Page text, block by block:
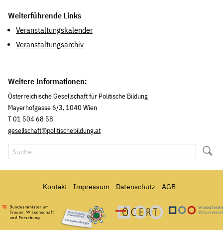
Weiterführende Links
Veranstaltungskalender
Veranstaltungsarchiv
Weitere Informationen:
Österreichische Gesellschaft für Politische Bildung
Mayerhofgasse 6/3, 1040 Wien
T 01 504 68 58
gesellschaft@politischebildung.at
Kontakt Impressum Datenschutz AGB
Bundesministerium für Frauen, Wissenschaft und Forschung
Österreichisches Umweltzeichen für
Ö-Cert